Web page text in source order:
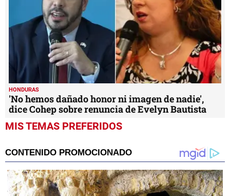
HONDURAS
'No hemos dañado honor ni imagen de nadie',
dice Cohep sobre renuncia de Evelyn Bautista
MIS TEMAS PREFERIDOS